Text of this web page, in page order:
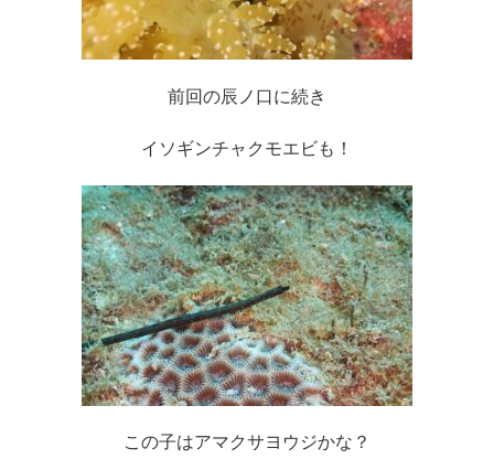
前回の辰ノ口に続き
イソギンチャクモエビも！
この子はアマクサヨウジかな？